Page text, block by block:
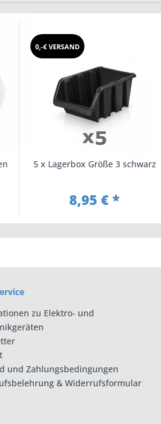
0,-€ VERSAND
5 x Lagerbox Größe 3 schwarz
8,95 € *
zu Elektro- und
und Zahlungsbedingungen
& Widerrufsformular